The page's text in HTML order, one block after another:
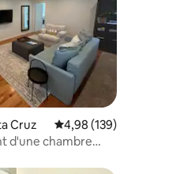
commentaires : 4,84 sur 5
Cruz Évaluation moyenne
4,98 (139)
d'une chambre